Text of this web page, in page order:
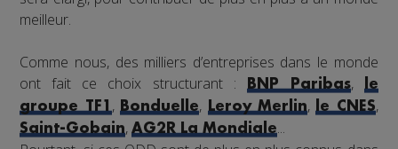
meilleur.
Comme nous, des milliers d’entreprises dans le monde
ont fait ce choix structurant :
BNP Paribas,
le
groupe TF1 , Bonduelle, Leroy Merlin, le CNES,
Saint-Gobain,AG2R La Mondiale...